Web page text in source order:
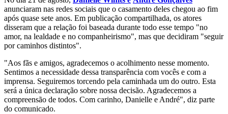
anunciaram nas redes sociais que o casamento deles chegou ao fim
após quase sete anos. Em publicação compartilhada, os atores
disseram que a relação foi baseada durante todo esse tempo "no
amor, na lealdade e no companheirismo", mas que decidiram "seguir
por caminhos distintos".
"Aos fãs e amigos, agradecemos o acolhimento nesse momento.
Sentimos a necessidade dessa transparência com vocês e com a
imprensa. Seguiremos torcendo pela caminhada um do outro. Esta
será a única declaração sobre nossa decisão. Agradecemos a
compreensão de todos. Com carinho, Danielle e André", diz parte
do comunicado.